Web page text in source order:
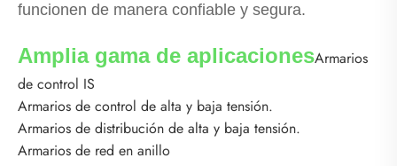
funcionen de manera confiable y segura.
Amplia gama de aplicacionesArmarios
de control IS
Armarios de control de alta y baja tensión.
Armarios de distribución de alta y baja tensión.
Armarios de red en anillo